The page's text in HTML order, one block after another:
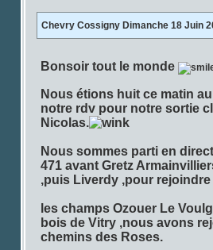
Chevry Cossigny Dimanche 18 Juin
Bonsoir tout le monde
Nous étions huit ce matin
notre rdv pour notre sortie
Nicolas.
Nous sommes parti en
471 avant Gretz
,puis Liverdy ,pour rejoindre
les champs Ozouer Le
bois de Vitry ,nous avons
chemins des Roses.